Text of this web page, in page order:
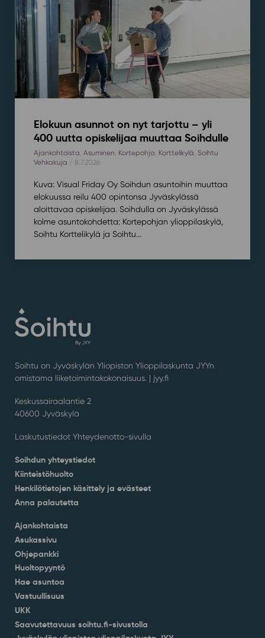
Elokuun asunnot on nyt tarjottu – yli
400 uutta opiskelijaa muuttaa Soihdulle
Ajankohtaista, Asuminen, Kortepohja, Korttelikylä, Soihtu
Vehkakuja / 8.7.2026
Kuva: Visual Friday Oy Soihdun asuntoihin muuttaa
elokuussa reilu 400 opintonsa Jyväskylässä
aloittavaa opiskelijaa. Soihdulla on Jyväskylässä
kolme asuntokohdetta: Kortepohjan ylioppilaskylä,
Soihtu Korttelikylä ja Soihtu...
Soihtu on Jyväskylän Yliopiston Ylioppilaskunta JYYn
omistama liiketoimintakokonaisuus. | jyy.fi
Keskussairaalantie 2
40600 Jyväskylä
Laskutustiedot Yhteydenotto-sivulla
Soihdun yhteystiedot
Kiinteistöhuolto
Henkilötietojen käsittely ja evästeet
Anna palautetta
Ajankohtaista
Asukassivu
Ohjepankki
Huoltopyyntö
Hae asuntoa
Vastuullisuus
UKK
Saavutettavuus soihtu.fi-sivustolla